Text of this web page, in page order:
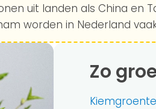
uit landen als China en
worden in Nederland
Zo